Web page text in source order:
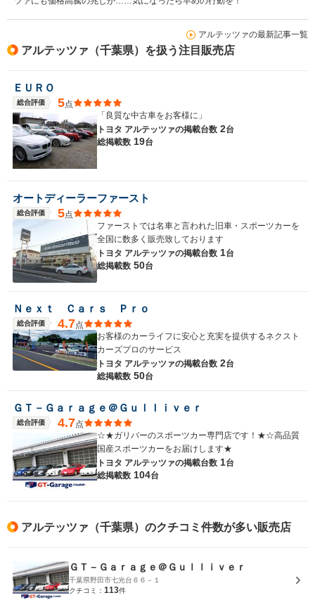
アルテッツァの最新記事一覧
アルテッツァ（千葉県）を扱う注目販売店
ＥＵＲＯ
総合評価 5点
「良質な中古車をお客様に」
トヨタ アルテッツァの掲載台数 2台
総掲載数 19台
オートディーラーファースト
総合評価 5点
ファーストでは名車と言われた旧車・スポーツカーを
全国に数多く販売致しております
トヨタ アルテッツァの掲載台数 1台
総掲載数 50台
Ｎｅｘｔ Ｃａｒｓ Ｐｒｏ
総合評価 4.7点
お客様のカーライフに安心と充実を提供するネクスト
カーズプロのサービス
トヨタ アルテッツァの掲載台数 2台
総掲載数 50台
ＧＴ－Ｇａｒａｇｅ＠Ｇｕｌｌｉｖｅｒ
総合評価 4.7点
☆★ガリバーのスポーツカー専門店です！★☆高品質
国産スポーツカーをお届けします★
トヨタ アルテッツァの掲載台数 1台
総掲載数 104台
アルテッツァ（千葉県）のクチコミ件数が多い販売店
ＧＴ－Ｇａｒａｇｅ＠Ｇｕｌｌｉｖｅｒ
千葉県野田市七光台６６－１
クチコミ： 113件